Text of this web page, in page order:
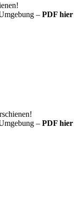
– PDF hier
– PDF hier